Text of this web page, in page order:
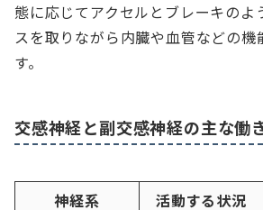
態に応じてアクセルとブレーキのよ
スを取りながら内臓や血管などの機
す。
交感神経と副交感神経の主な働
神経系 活動する状況